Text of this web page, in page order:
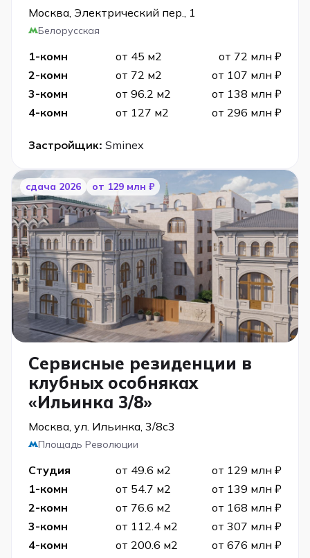
Москва, Электрический пер., 1
Белорусская
1-комн от 45 м2
от 72 млн ₽
2-комн
от 72 м2
от 107 млн ₽
3-комн
от 96.2 м2
от 138 млн ₽
4-комн
от 127 м2 от 296 млн ₽
Застройщик: Sminex
cдача 2026 от 129 млн ₽
Сервисные резиденции в
клубных особняках
«Ильинка 3/8»
Москва, ул. Ильинка, 3/8с3
Площадь Революции
Студия от 49.6 м2
от 129 млн ₽
1-комн
от 54.7 м2
от 139 млн ₽
2-комн
от 76.6 м2
от 168 млн ₽
3-комн
от 112.4 м2
от 307 млн ₽
4-комн
от 200.6 м2 от 676 млн ₽